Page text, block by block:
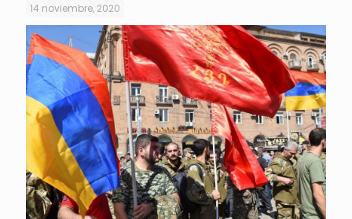
14 noviembre, 2020